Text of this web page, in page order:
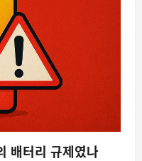
배터리 규제였나